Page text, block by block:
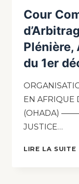
Cour
Plénière,
du 1er
EN AFRIQUE
(OHADA)
JUSTICE…
LIRE LA SUITE